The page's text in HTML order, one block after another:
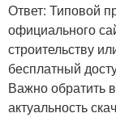
Ответ: Типовой
официального
строительству
бесплатный
Важно обратить
актуальность